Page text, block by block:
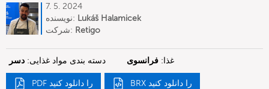
7. 5. 2024
نویسنده: Lukáš Halamicek
شرکت: Retigo
دسته بندی مواد غذایی: دسر غذا: فرانسوی
PDF را دانلود کنید BRX را دانلود کنید